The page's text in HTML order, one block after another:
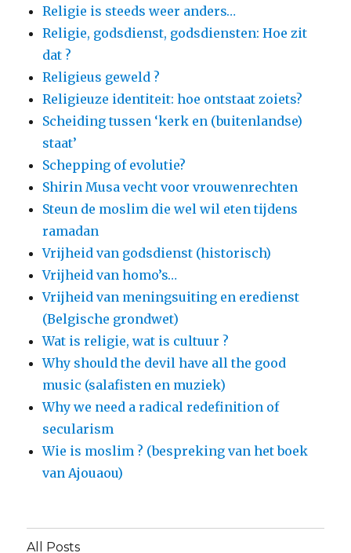
Religie is steeds weer anders…
Religie, godsdienst, godsdiensten: Hoe zit
dat ?
Religieus geweld ?
Religieuze identiteit: hoe ontstaat zoiets?
Scheiding tussen ‘kerk en (buitenlandse)
staat’
Schepping of evolutie?
Shirin Musa vecht voor vrouwenrechten
Steun de moslim die wel wil eten tijdens
ramadan
Vrijheid van godsdienst (historisch)
Vrijheid van homo’s…
Vrijheid van meningsuiting en eredienst
(Belgische grondwet)
Wat is religie, wat is cultuur ?
Why should the devil have all the good
music (salafisten en muziek)
Why we need a radical redefinition of
secularism
Wie is moslim ? (bespreking van het boek
van Ajouaou)
All Posts